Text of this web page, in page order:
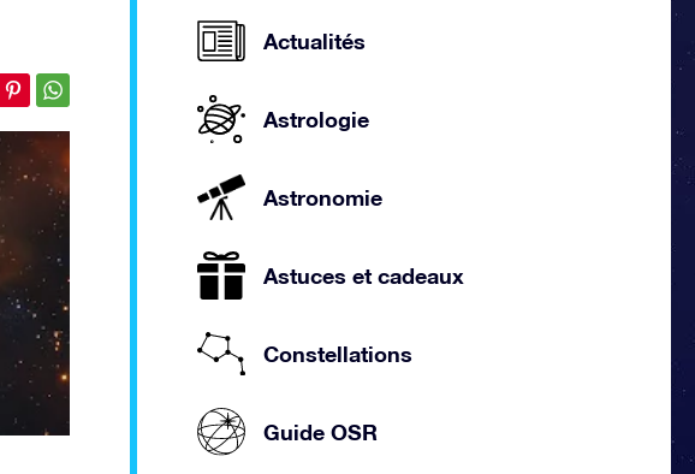
Actualités
Astrologie
Astronomie
Astuces et cadeaux
Constellations
Guide OSR